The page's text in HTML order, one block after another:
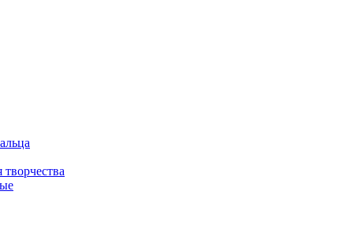
творчества